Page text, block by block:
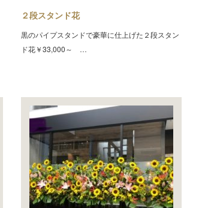
２段スタンド花
黒のパイプスタンドで豪華に仕上げた２段スタン
ド花￥33,000～ …